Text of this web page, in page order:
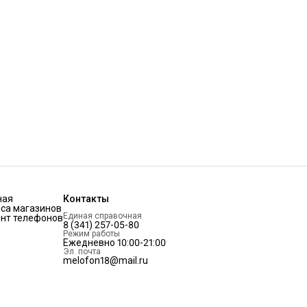
магазинов
телефонов
Контакты
Единая справочная
8 (341) 257-05-80
Режим работы
Ежедневно 10:00-21:00
Эл. почта
melofon18@mail.ru